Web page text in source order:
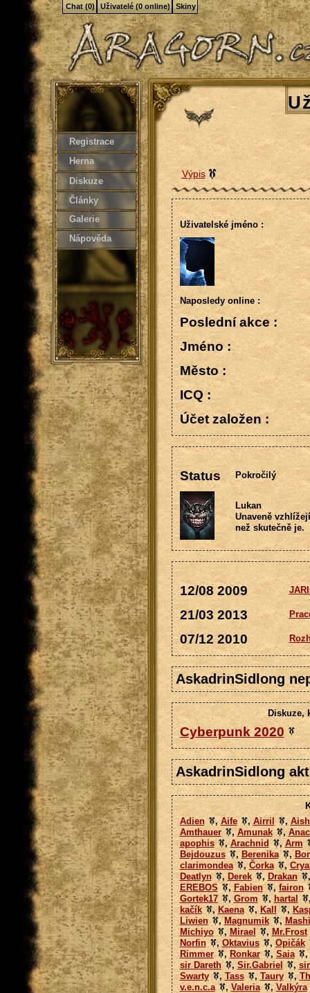
Registrace
Herna
Diskuze
Články
Galerie
Nápověda
Výpis
Uživatelské jméno :
Naposledy online :
Poslední akce :
Jméno :
Město :
ICQ :
Účet založen :
Status Pokročilý
Lukan
Unaveně
než skutečně je.
12/08 2009
21/03 2013
07/12 2010
AskadrinSidlong
Diskuze,
Cyberpunk 2020
AskadrinSidlong
Adien
, Aife , Airril ,
Amthauer
,Amunak ,
apophis
, Arachnid , Arm
Bejdouzus
, Berenika ,
clarimondea
, Čorka ,
Deatlyn
, Derek , Drakan
EREBOS
, Fabien , fairon
Gortek17
,Grom , hartal
kačík
, Kaena , Kall ,
Liwien
,Magnumik ,
Michiyo
, Mirael , Mr.Frost
Norfin
, Oktavius , Opičák
Rimmer
, Ronkar ,Saia
,
sir Dareth
,Sir.Gabriel ,
Swarty
, Tass , Taury ,
v.e.n.c.a
,Valeria , Valkýra
Chat (0) Uživatelé (0 online) Skiny